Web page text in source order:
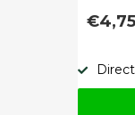
€4,75